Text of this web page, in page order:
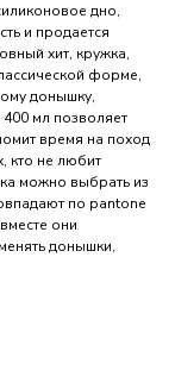
дно,
и продается
хит, кружка,
форме,
донышку,
400 мл позволяет
время на поход
кто не любит
можно выбрать из
по pantone
они
донышки,